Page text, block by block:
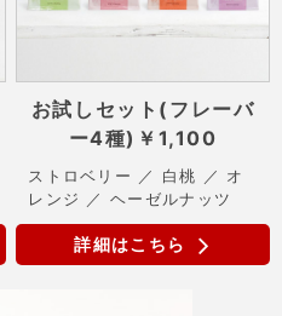
お試しセット(フレーバ
ー4種) ￥1,100
ストロベリー ／ 白桃 ／ オ
レンジ ／ ヘーゼルナッツ
詳細はこちら